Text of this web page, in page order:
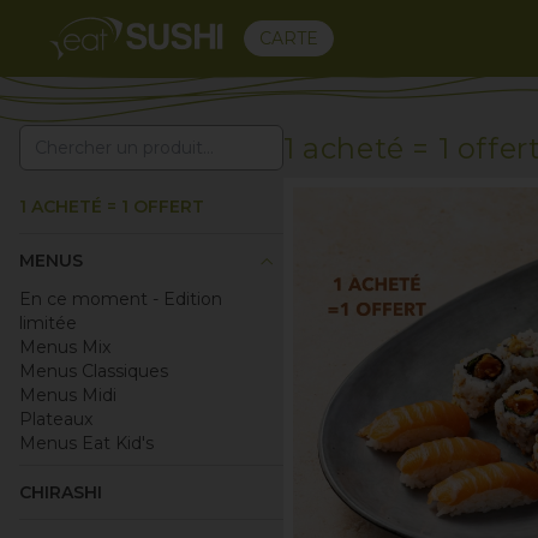
CARTE
1 ACHETÉ = 1 OFFERT
MENUS keyboard_arrow_up
En ce moment - Edition
limitée
Menus Mix
Menus Classiques
Menus Midi
Plateaux
Menus Eat Kid's
CHIRASHI
1 acheté = 1